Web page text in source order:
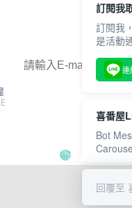
歡迎訂閱 喜番屋，掌握新
【客服專線】08-7031271
【服務時間】週一至週五
訂閱我
訂閱我
是活動
連
喜番屋
Bot
回覆至